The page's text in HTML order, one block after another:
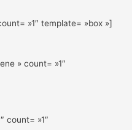
»1″ template= »box »]
» count= »1″
count= »1″